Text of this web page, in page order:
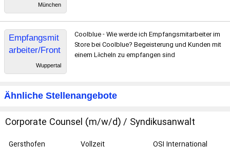
München
Empfangsmit
arbeiter/Front
(Teilzeit/Nebe
Wuppertal
Coolblue - Wie werde ich Empfangsmitarbeiter im
Store bei Coolblue? Begeisterung und Kunden mit
einem Lächeln zu empfangen sind
Ähnliche Stellenangebote
Corporate Counsel (m/w/d) / Syndikusanwalt
Gersthofen Vollzeit
OSI International